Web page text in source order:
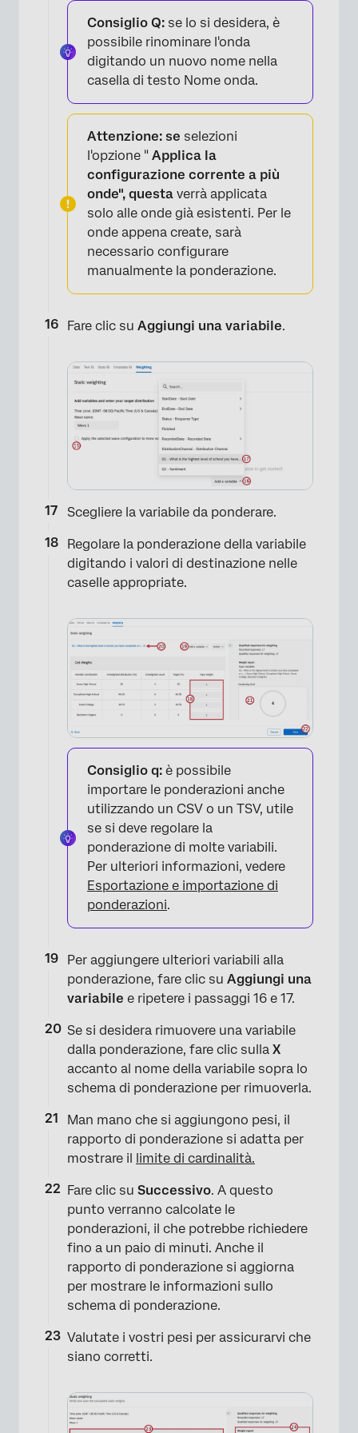
×
Consiglio Q: se lo si desidera, è
possibile rinominare l'onda
digitando un nuovo nome nella
casella di testo Nome onda.
Attenzione: se selezioni
l'opzione " Applica la
configurazione corrente a più
onde", questa verrà applicata
solo alle onde già esistenti. Per le
onde appena create, sarà
necessario configurare
manualmente la ponderazione.
Fare clic su Aggiungi una variabile.
×
Scegliere la variabile da ponderare.
Regolare la ponderazione della variabile
digitando i valori di destinazione nelle
caselle appropriate.
×
Consiglio q: è possibile
importare le ponderazioni anche
utilizzando un CSV o un TSV, utile
se si deve regolare la
ponderazione di molte variabili.
Per ulteriori informazioni, vedere
Esportazione e importazione di
ponderazioni.
Per aggiungere ulteriori variabili alla
ponderazione, fare clic su Aggiungi una
variabile e ripetere i passaggi 16 e 17.
Se si desidera rimuovere una variabile
dalla ponderazione, fare clic sulla X
accanto al nome della variabile sopra lo
schema di ponderazione per rimuoverla.
Man mano che si aggiungono pesi, il
rapporto di ponderazione si adatta per
mostrare il limite di cardinalità.
Fare clic su Successivo. A questo
punto verranno calcolate le
ponderazioni, il che potrebbe richiedere
fino a un paio di minuti. Anche il
rapporto di ponderazione si aggiorna
per mostrare le informazioni sullo
schema di ponderazione.
Valutate i vostri pesi per assicurarvi che
siano corretti.